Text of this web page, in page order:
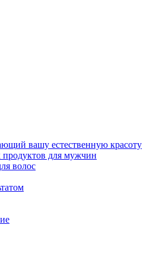
вашу естественную красоту
для мужчин
волос